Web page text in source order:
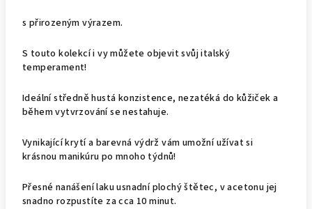
s přirozeným výrazem.
S touto kolekcí i vy můžete objevit svůj italský
temperament!
Ideální středně hustá konzistence, nezatéká do kůžiček a
během vytvrzování se nestahuje.
Vynikající krytí a barevná výdrž vám umožní užívat si
krásnou manikúru po mnoho týdnů!
Přesné nanášení laku usnadní plochý štětec, v acetonu jej
snadno rozpustíte za cca 10 minut.